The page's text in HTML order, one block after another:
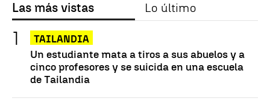
Las más vistas Lo último
TAILANDIA
Un estudiante mata a tiros a sus abuelos y a
cinco profesores y se suicida en una escuela
de Tailandia